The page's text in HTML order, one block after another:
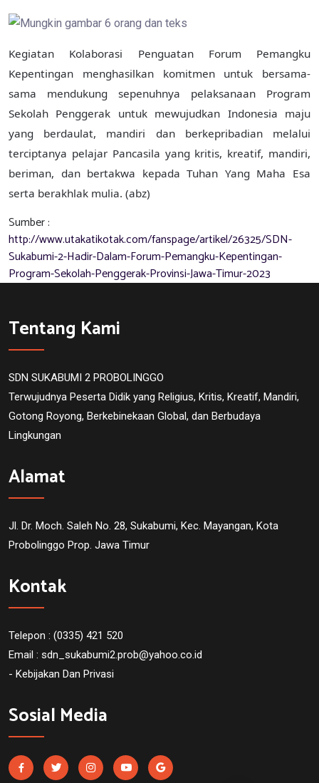
Kegiatan Kolaborasi Penguatan Forum Pemangku
Kepentingan menghasilkan komitmen untuk bersama-
sama mendukung sepenuhnya pelaksanaan Program
Sekolah Penggerak untuk mewujudkan Indonesia maju
yang berdaulat, mandiri dan berkepribadian melalui
terciptanya pelajar Pancasila yang kritis, kreatif, mandiri,
beriman, dan bertakwa kepada Tuhan Yang Maha Esa
serta berakhlak mulia. (abz)
Sumber :
http://www.utakatikotak.com/fanspage/artikel/26325/SDN-
Sukabumi-2-Hadir-Dalam-Forum-Pemangku-Kepentingan-
Program-Sekolah-Penggerak-Provinsi-Jawa-Timur-2023
Tentang Kami
SDN SUKABUMI 2 PROBOLINGGO
Terwujudnya Peserta Didik yang Religius, Kritis, Kreatif, Mandiri,
Gotong Royong, Berkebinekaan Global, dan Berbudaya
Lingkungan
Alamat
Jl. Dr. Moch. Saleh No. 28, Sukabumi, Kec. Mayangan, Kota
Probolinggo Prop. Jawa Timur
Kontak
Telepon : (0335) 421 520
Email : sdn_sukabumi2.prob@yahoo.co.id
- Kebijakan Dan Privasi
Sosial Media